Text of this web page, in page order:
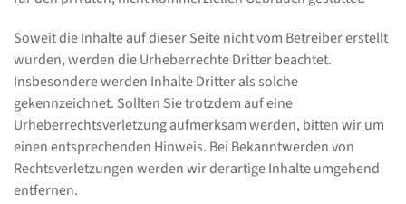
Soweit die Inhalte auf dieser Seite nicht vom Betreiber erstellt
wurden, werden die Urheberrechte Dritter beachtet.
Insbesondere werden Inhalte Dritter als solche
gekennzeichnet. Sollten Sie trotzdem auf eine
Urheberrechtsverletzung aufmerksam werden, bitten wir um
einen entsprechenden Hinweis. Bei Bekanntwerden von
Rechtsverletzungen werden wir derartige Inhalte umgehend
entfernen.